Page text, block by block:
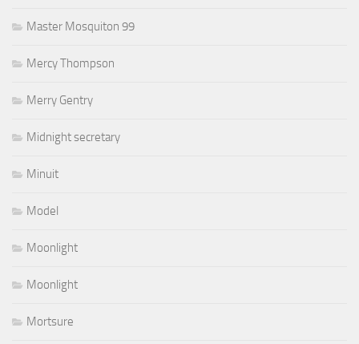
Master Mosquiton 99
Mercy Thompson
Merry Gentry
Midnight secretary
Minuit
Model
Moonlight
Moonlight
Mortsure